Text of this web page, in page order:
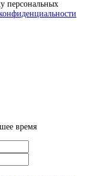
персональных
время